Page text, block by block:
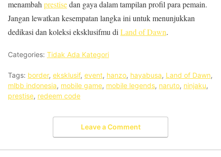
menambah prestisedan gaya dalam tampilan profil para pemain.
Jangan lewatkan kesempatan langka ini untuk menunjukkan
dedikasi dan koleksi eksklusifmu di Land of Dawn.
Categories: Tidak Ada Kategori
Tags: border, eksklusif, event, hanzo, hayabusa, Land of Dawn,
mlbb indonesia, mobile game, mobile legends, naruto, ninjaku,
prestise, redeem code
Leave a Comment